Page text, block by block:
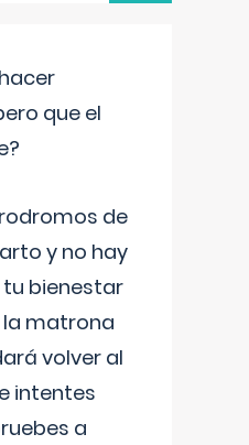
que el
de
y no hay
bienestar
la matrona
volver al
intentes
a